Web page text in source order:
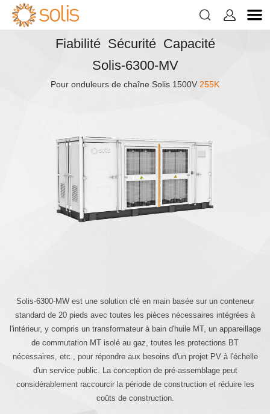
 
Fiabilité Sécurité Capacité
Solis-6300-MV
Pour onduleurs de chaîne Solis 1500V 255K
Solis-6300-MW est une solution clé en main basée sur un conteneur
standard de 20 pieds avec toutes les pièces nécessaires intégrées à
l'intérieur, y compris un transformateur à bain d'huile MT, un appareillage
de commutation MT isolé au gaz, toutes les protections BT
nécessaires, etc., pour répondre aux besoins d'un projet PV à l'échelle
d'un service public. La conception de pré-assemblage peut
considérablement raccourcir la période de construction et réduire les
coûts de construction.